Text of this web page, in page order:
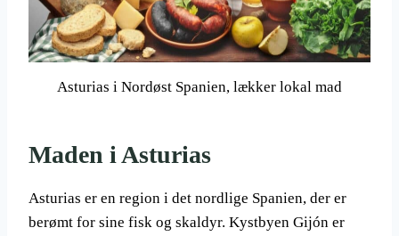
Asturias i Nordøst Spanien, lækker lokal mad
Maden i Asturias
Asturias er en region i det nordlige Spanien, der er
berømt for sine fisk og skaldyr. Kystbyen Gijón er